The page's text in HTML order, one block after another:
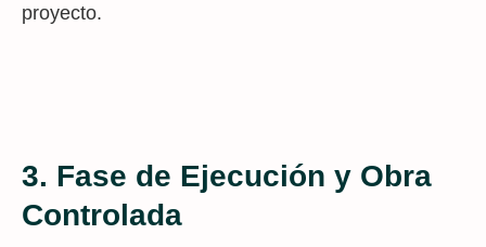
proyecto.
3. Fase de Ejecución y Obra
Controlada